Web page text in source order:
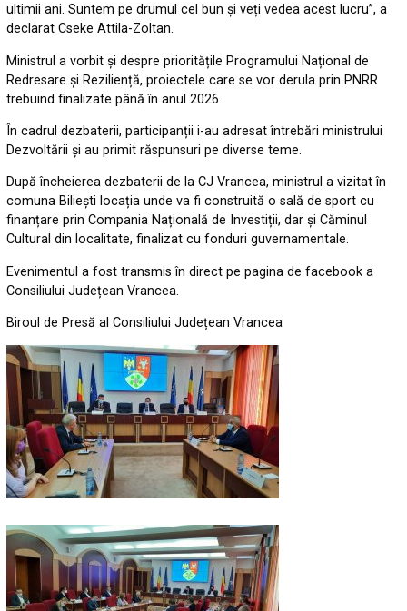
ultimii ani. Suntem pe drumul cel bun și veți vedea acest lucru”, a
declarat Cseke Attila-Zoltan.
Ministrul a vorbit și despre prioritățile Programului Național de
Redresare și Reziliență, proiectele care se vor derula prin PNRR
trebuind finalizate până în anul 2026.
În cadrul dezbaterii, participanții i-au adresat întrebări ministrului
Dezvoltării și au primit răspunsuri pe diverse teme.
După încheierea dezbaterii de la CJ Vrancea, ministrul a vizitat în
comuna Biliești locația unde va fi construită o sală de sport cu
finanțare prin Compania Națională de Investiții, dar și Căminul
Cultural din localitate, finalizat cu fonduri guvernamentale.
Evenimentul a fost transmis în direct pe pagina de facebook a
Consiliului Județean Vrancea.
Biroul de Presă al Consiliului Județean Vrancea